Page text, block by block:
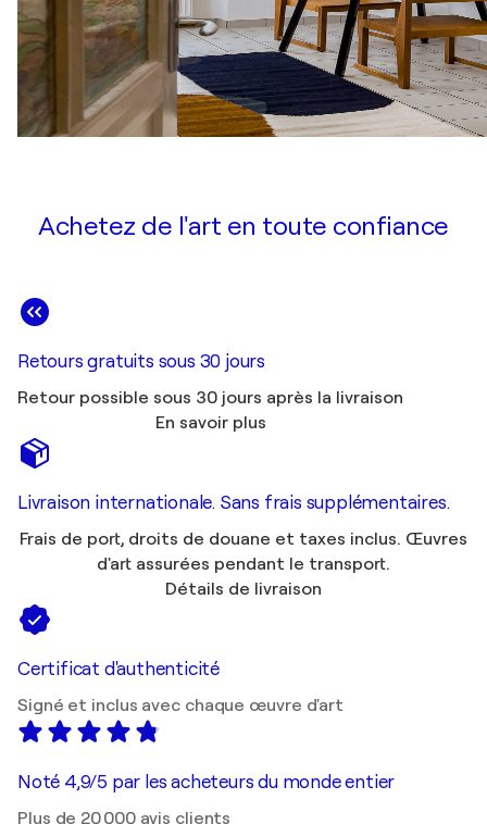
Achetez de l'art en toute confiance
Retours gratuits sous 30 jours
Retour possible sous 30 jours après la livraison
En savoir plus
Livraison internationale. Sans frais supplémentaires.
Frais de port, droits de douane et taxes inclus. Œuvres
d'art assurées pendant le transport.
Détails de livraison
Certificat d'authenticité
Signé et inclus avec chaque œuvre d'art
Noté 4,9/5 par les acheteurs du monde entier
Plus de 20 000 avis clients